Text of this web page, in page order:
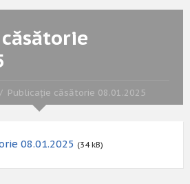
Publicație căsătorie 08.01.2025
08.01.2025 (34 kB)